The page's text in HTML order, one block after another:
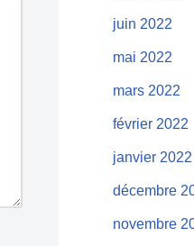
juin 2022
mai 2022
mars 2022
février 2022
janvier 2022
décembre
novembre